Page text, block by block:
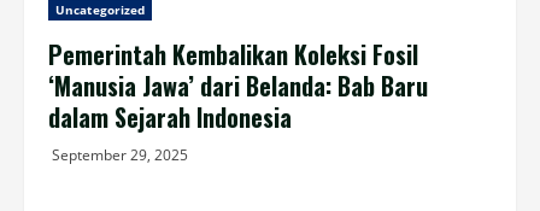
Uncategorized
Pemerintah Kembalikan Koleksi Fosil
‘Manusia Jawa’ dari Belanda: Bab Baru
dalam Sejarah Indonesia
September 29, 2025